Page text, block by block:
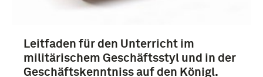
Leitfaden für den Unterricht im
militärischem Geschäftsstyl und in der
Geschäftskenntniss auf den Königl.